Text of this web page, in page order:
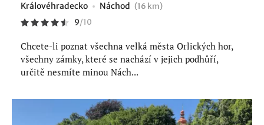
Královéhradecko Náchod (16 km)
9/10
Chcete-li poznat všechna velká města Orlických hor,
všechny zámky, které se nachází v jejich podhůří,
určitě nesmíte minou Nách...